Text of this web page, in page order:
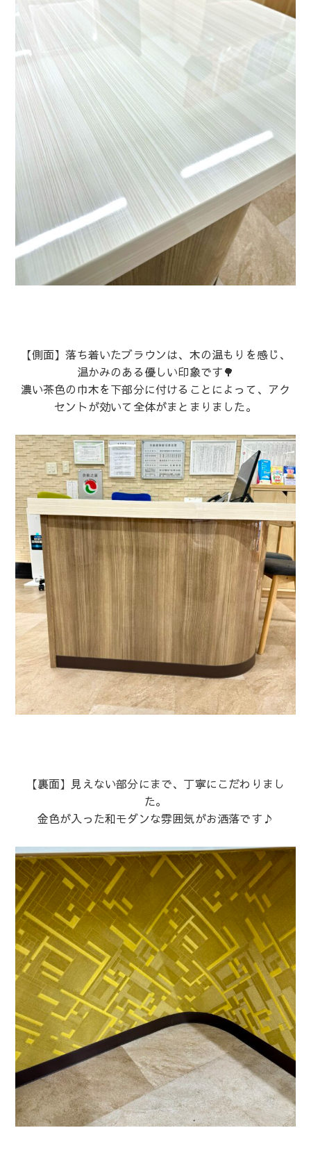
【側面】落ち着いたブラウンは、木の温もりを感じ、
温かみのある優しい印象です🌳
濃い茶色の巾木を下部分に付けることによって、アク
セントが効いて全体がまとまりました。
【裏面】見えない部分にまで、丁寧にこだわりまし
た。
金色が入った和モダンな雰囲気がお洒落です♪